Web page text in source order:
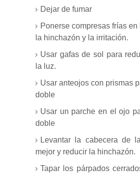
Dejar de fumar
Ponerse compresas frías
la hinchazón y la irritación.
Usar gafas de sol para
la luz.
Usar anteojos con prismas
doble
Usar un parche en el ojo
doble
Levantar la cabecera de
mejor y reducir la hinchazón.
Tapar los párpados